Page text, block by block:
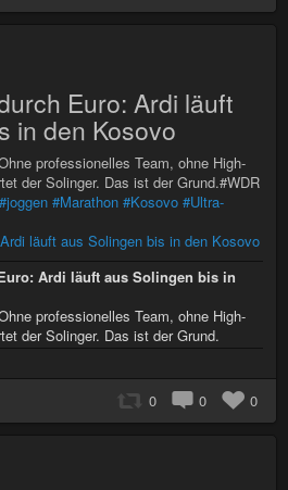
Euro: Ardi läuft
in den Kosovo
professionelles Team, ohne High-
der Solinger. Das ist der Grund.#WDR
#joggen #Marathon #Kosovo #Ultra-
läuft aus Solingen bis in den Kosovo
Ardi läuft aus Solingen bis in
professionelles Team, ohne High-
der Solinger. Das ist der Grund.
0 0 0